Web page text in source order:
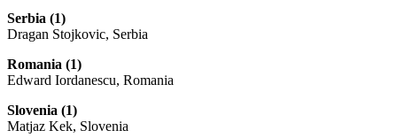
Serbia (1)
Dragan Stojkovic, Serbia
Romania (1)
Edward Iordanescu, Romania
Slovenia (1)
Matjaz Kek, Slovenia